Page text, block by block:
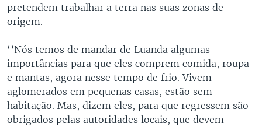
pretendem trabalhar a terra nas suas zonas de
origem.
‘’Nós temos de mandar de Luanda algumas
importâncias para que eles comprem comida, roupa
e mantas, agora nesse tempo de frio. Vivem
aglomerados em pequenas casas, estão sem
habitação. Mas, dizem eles, para que regressem são
obrigados pelas autoridades locais, que devem